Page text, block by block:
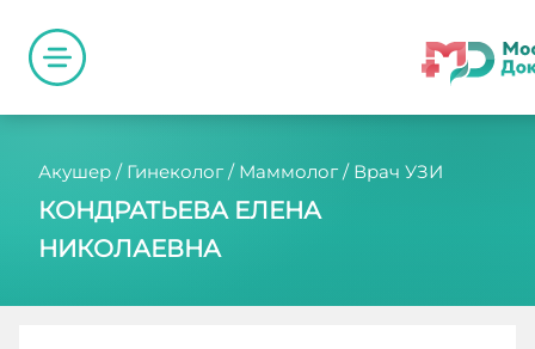
Акушер / Гинеколог / Маммолог / Врач УЗИ
КОНДРАТЬЕВА ЕЛЕНА
НИКОЛАЕВНА